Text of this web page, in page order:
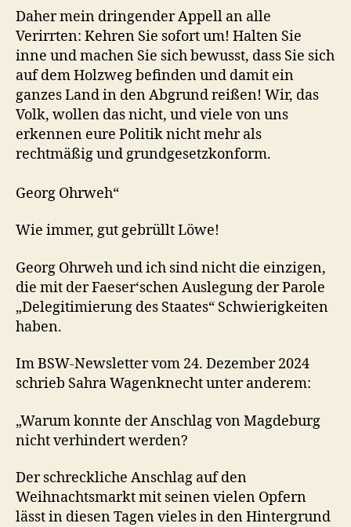
Daher mein dringender Appell an alle
Verirrten: Kehren Sie sofort um! Halten Sie
inne und machen Sie sich bewusst, dass Sie sich
auf dem Holzweg befinden und damit ein
ganzes Land in den Abgrund reißen! Wir, das
Volk, wollen das nicht, und viele von uns
erkennen eure Politik nicht mehr als
rechtmäßig und grundgesetzkonform.
Georg Ohrweh“
Wie immer, gut gebrüllt Löwe!
Georg Ohrweh und ich sind nicht die einzigen,
die mit der Faeser‘schen Auslegung der Parole
„Delegitimierung des Staates“ Schwierigkeiten
haben.
Im BSW-Newsletter vom 24. Dezember 2024
schrieb Sahra Wagenknecht unter anderem:
„Warum konnte der Anschlag von Magdeburg
nicht verhindert werden?
Der schreckliche Anschlag auf den
Weihnachtsmarkt mit seinen vielen Opfern
lässt in diesen Tagen vieles in den Hintergrund